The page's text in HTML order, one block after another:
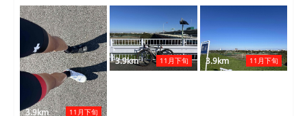
11月下旬
3.9km
11月下旬
3.9km 11月下旬
3.9km